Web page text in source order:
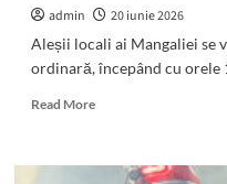
admin
20 iunie 2026
Aleșii locali ai Mangaliei se
ordinară, începând cu orele
Read MoreRead
Ședință